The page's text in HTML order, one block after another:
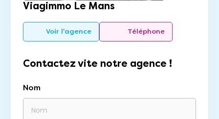
Viagimmo Le Mans
Voir l'agence Téléphone
Contactez vite notre agence !
Nom